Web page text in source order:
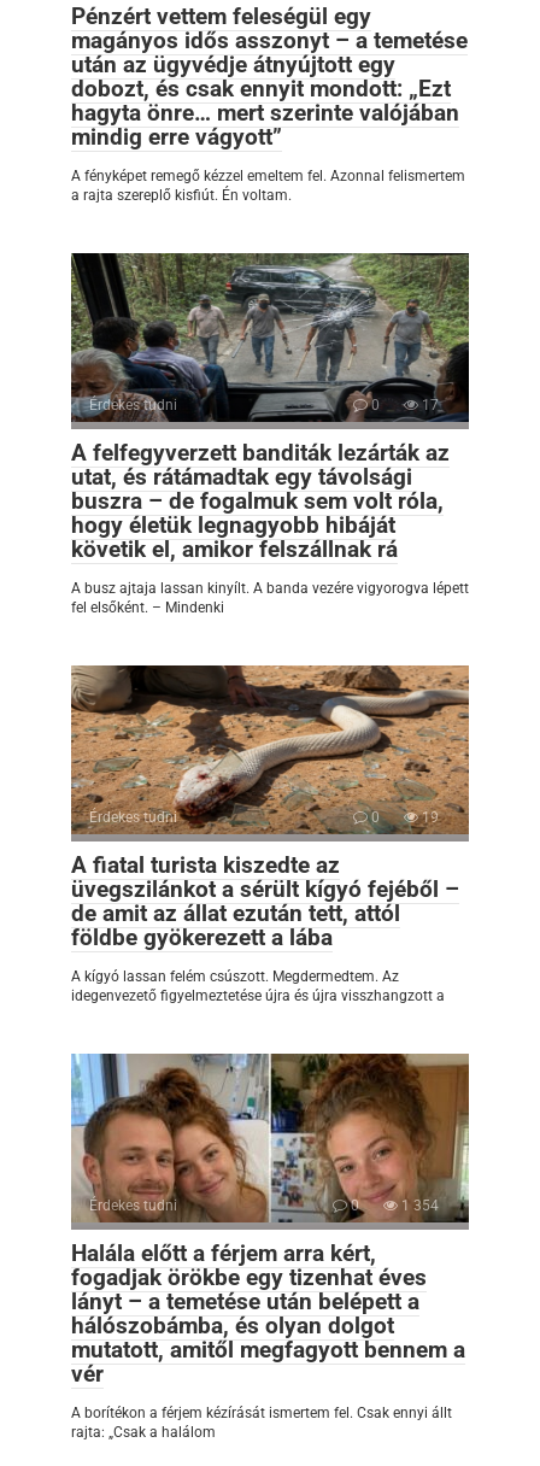
Pénzért vettem feleségül egy
magányos idős asszonyt – a temetése
után az ügyvédje átnyújtott egy
dobozt, és csak ennyit mondott: „Ezt
hagyta önre… mert szerinte valójában
mindig erre vágyott”
A fényképet remegő kézzel emeltem fel. Azonnal felismertem
a rajta szereplő kisfiút. Én voltam.
Érdekes tudni 0 17
A felfegyverzett banditák lezárták az
utat, és rátámadtak egy távolsági
buszra – de fogalmuk sem volt róla,
hogy életük legnagyobb hibáját
követik el, amikor felszállnak rá
A busz ajtaja lassan kinyílt. A banda vezére vigyorogva lépett
fel elsőként. – Mindenki
Érdekes tudni 0 19
A fiatal turista kiszedte az
üvegszilánkot a sérült kígyó fejéből –
de amit az állat ezután tett, attól
földbe gyökerezett a lába
A kígyó lassan felém csúszott. Megdermedtem. Az
idegenvezető figyelmeztetése újra és újra visszhangzott a
Érdekes tudni 0 1 354
Halála előtt a férjem arra kért,
fogadjak örökbe egy tizenhat éves
lányt – a temetése után belépett a
hálószobámba, és olyan dolgot
mutatott, amitől megfagyott bennem a
vér
A borítékon a férjem kézírását ismertem fel. Csak ennyi állt
rajta: „Csak a halálom